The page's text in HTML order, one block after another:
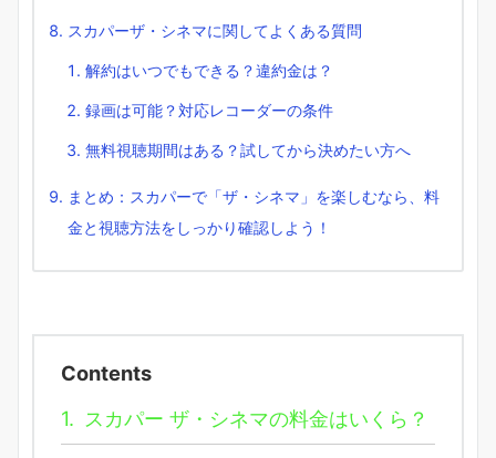
スカパーザ・シネマに関してよくある質問
解約はいつでもできる？違約金は？
録画は可能？対応レコーダーの条件
無料視聴期間はある？試してから決めたい方へ
まとめ：スカパーで「ザ・シネマ」を楽しむなら、料
金と視聴方法をしっかり確認しよう！
Contents
1. スカパー ザ・シネマの料金はいくら？